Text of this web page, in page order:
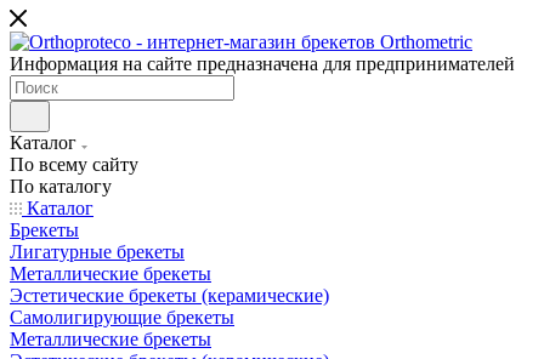
Информация на сайте предназначена для предпринимателей
Каталог
По всему сайту
По каталогу
Каталог
Брекеты
Лигатурные брекеты
Металлические брекеты
Эстетические брекеты (керамические)
Самолигирующие брекеты
Металлические брекеты